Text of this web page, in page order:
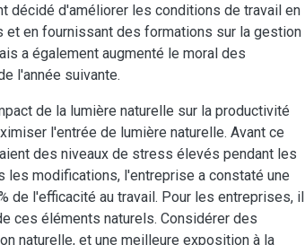
décidé d'améliorer les conditions de travail en
en fournissant des formations sur la gestion
a également augmenté le moral des
l'année suivante.
de la lumière naturelle sur la productivité
l'entrée de lumière naturelle. Avant ce
des niveaux de stress élevés pendant les
les modifications, l'entreprise a constaté une
de l'efficacité au travail. Pour les entreprises, il
ces éléments naturels. Considérer des
naturelle, et une meilleure exposition à la